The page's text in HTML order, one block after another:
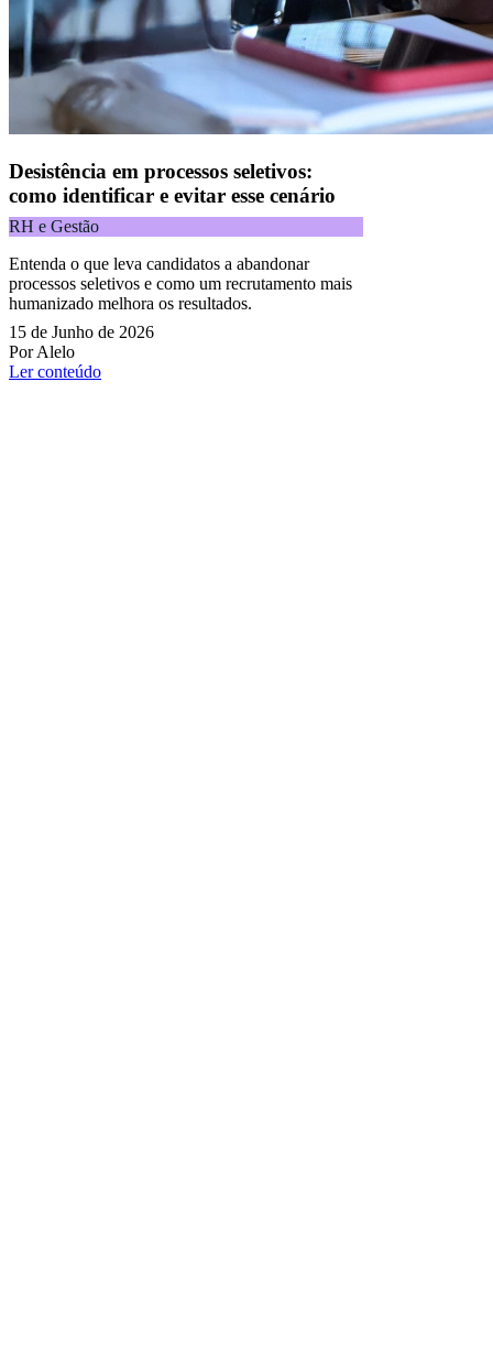
Desistência em processos seletivos:
como identificar e evitar esse cenário
RH e Gestão
Entenda o que leva candidatos a abandonar
processos seletivos e como um recrutamento mais
humanizado melhora os resultados.
15 de Junho de 2026
Por Alelo
Ler conteúdo